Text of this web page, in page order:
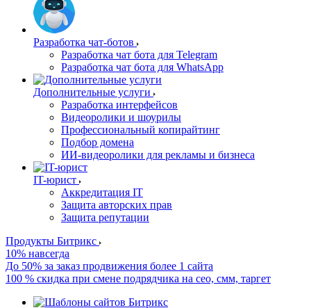
Разработка чат-ботов
Разработка чат бота для Telegram
Разработка чат бота для WhatsApp
Дополнительные услуги
Разработка интерфейсов
Видеоролики и шоурилы
Профессиональный копирайтинг
Подбор домена
ИИ-видеоролики для рекламы и бизнеса
IT-юрист
Аккредитация IT
Защита авторских прав
Защита репутации
Продукты Битрикс
10% навсегда
До 50% за заказ продвижения более 1 сайта
100 % скидка при смене подрядчика на сео, смм, таргет